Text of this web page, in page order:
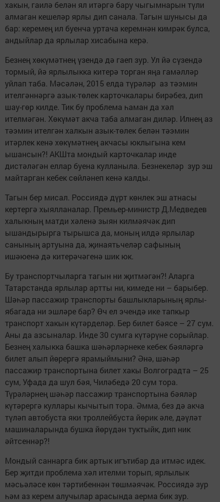
хакын, гаилә белән ял итәргә бару чыгымнарын түли
алмаган кешеләр ярлы дип санала. Тагын шунысы да
бар: керемең ил буенча уртача керемнән кимрәк булса,
андыйлар да ярлылар хисабына керә.
Безнең хөкүмәтнең үзендә дә гаеп зур. Ул йә сүзендә
тормый, йә ярлылыкка китерә торган яңа гамәлләр
уйлап таба. Мәсәлән, 2015 елда түрәләр аз тәэмин
ителгәннәргә азык-төлек карточкалары бирәбез, дип
шау-гөр килде. Тик бу проблема һаман да хәл
ителмәгән. Хөкүмәт акча таба алмаган диләр. Илнең аз
тәэмин ителгән халкын азык-төлек белән тәэмин
итәрлек кенә хөкүмәтнең акчасы юклыгына кем
ышансын?! АКШта мондый карточкалар инде
дистәләгән еллар буена кулланыла. Безнекеләр зур эш
майтарган кебек сөйләнеп кенә калды.
Тагын бер мисал. Россиядә дүрт көнлек эш атнасы
кертергә хыялланалар. Премьер-министр Д.Медведев
халыкның матди хәленә зыян килмәячәк дип
ышандырырга тырышса да, моның илдә ярлылар
санының артуына да, җинаятьчеләр сафының
ишәюенә дә китерәчәгенә шик юк.
Бу транспортчыларга тагын ни җитмәгән?! Аларга
Татарстанда ярлылар артты ни, кимеде ни – барыбер.
Шәһәр пассажир транспорты башлыкларының ярлы-
ябагада ни эшләре бар? Өч ел эчендә ике тапкыр
транспорт хакын күтәрделәр. Бер билет бәясе – 27 сум.
Аны да азсыналар. Инде 30 сумга күтәрүне сорыйлар.
Безнең халыкка башка шәһәрләрнеке кебек бәяләргә
билет алып йөрергә ярамыймыни? Әнә, шәһәр
пассажир транспортына билет хакы Волгоградта – 25
сум, Уфада да шул бәя, Чиләбедә 20 сум тора.
Түрәләрнең шәһәр пассажир транспортына бәяләр
күтәрергә куллары кычытып тора. Әмма, без дә акча
түләп автобуста яки троллейбуста йөрик әле, дәүләт
машиналарында бушка йөрүдән туктыйк, дип ник
әйтсеннәр?!
Мондый саннарга бик артык игътибар да итмәс идек.
Бер җитди проблема хәл ителми торып, ярлылык
мәсьәләсе көн тәртибеннән төшмәячәк. Россиядә зур
һәм аз керем алучылар арасында аерма бик зур.